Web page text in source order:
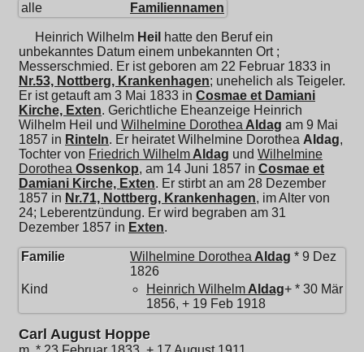
alle Familiennamen
Heinrich Wilhelm Heil hatte den Beruf ein
unbekanntes Datum einem unbekannten Ort ;
Messerschmied. Er ist geboren am 22 Februar 1833 in
Nr.53, Nottberg, Krankenhagen; unehelich als Teigeler.
Er ist getauft am 3 Mai 1833 in Cosmae et Damiani
Kirche, Exten. Gerichtliche Eheanzeige Heinrich
Wilhelm Heil und Wilhelmine Dorothea Aldag am 9 Mai
1857 in Rinteln. Er heiratetWilhelmine Dorothea Aldag,
Tochter von Friedrich Wilhelm Aldag und Wilhelmine
Dorothea Ossenkop, am 14 Juni 1857 in Cosmae et
Damiani Kirche, Exten. Er stirbt an am 28 Dezember
1857 in Nr.71, Nottberg, Krankenhagen, im Alter von
24; Leberentzündung. Er wird begraben am 31
Dezember 1857 in Exten.
Familie Wilhelmine Dorothea Aldag * 9 Dez
1826
Kind
Heinrich Wilhelm Aldag+ * 30 Mär
1856, + 19 Feb 1918
Carl August Hoppe